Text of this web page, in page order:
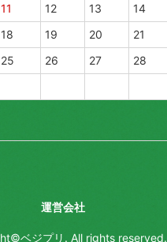
11 12 13 14
18 19 20 21
25 26 27 28
運営会社
ベジプリ. All rights reserved.